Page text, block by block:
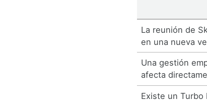
La reunión de
en una nueva
Una gestión
afecta
Existe un Turbo